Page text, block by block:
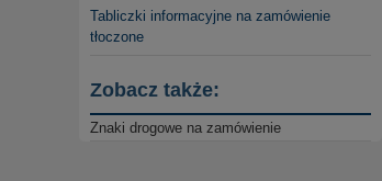
Tabliczki informacyjne na zamówienie
tłoczone
Zobacz także:
Znaki drogowe na zamówienie